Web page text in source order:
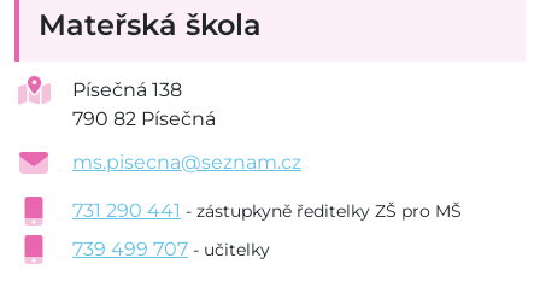
Mateřská škola
Písečná 138
790 82 Písečná
ms.pisecna@seznam.cz
731 290 441 - zástupkyně ředitelky ZŠ pro MŠ
739 499 707 - učitelky